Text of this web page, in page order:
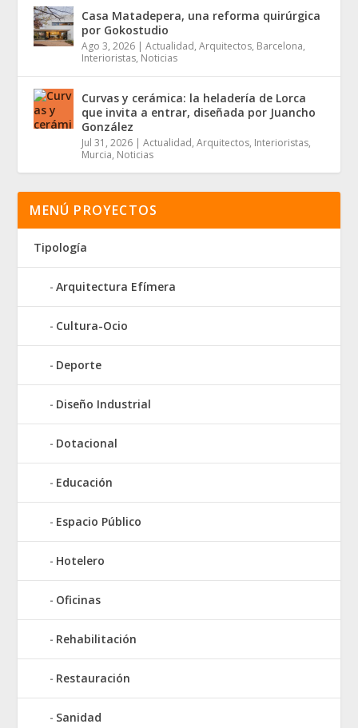
Casa Matadepera, una reforma quirúrgica
por Gokostudio
Ago 3, 2026 |Actualidad,Arquitectos, Barcelona,
Interioristas, Noticias
Curvas y cerámica: la heladería de Lorca
que invita a entrar, diseñada por Juancho
González
Jul 31, 2026 |Actualidad,Arquitectos, Interioristas,
Murcia, Noticias
MENÚ PROYECTOS
Tipología
Arquitectura Efímera
Cultura-Ocio
Deporte
Diseño Industrial
Dotacional
Educación
Espacio Público
Hotelero
Oficinas
Rehabilitación
Restauración
Sanidad